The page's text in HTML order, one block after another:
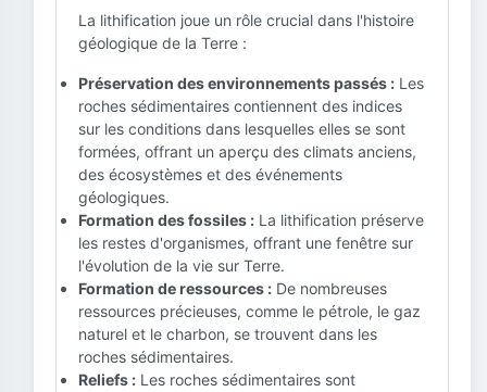
La lithification joue un rôle crucial dans l'histoire
géologique de la Terre :
Préservation des environnements passés : Les
roches sédimentaires contiennent des indices
sur les conditions dans lesquelles elles se sont
formées, offrant un aperçu des climats anciens,
des écosystèmes et des événements
géologiques.
Formation des fossiles : La lithification préserve
les restes d'organismes, offrant une fenêtre sur
l'évolution de la vie sur Terre.
Formation de ressources : De nombreuses
ressources précieuses, comme le pétrole, le gaz
naturel et le charbon, se trouvent dans les
roches sédimentaires.
Reliefs : Les roches sédimentaires sont